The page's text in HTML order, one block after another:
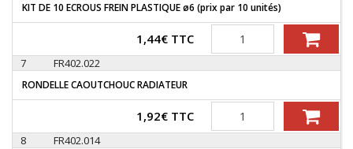
KIT DE 10 ECROUS FREIN PLASTIQUE ø6 (prix par 10 unités)
1,44€ TTC Quantité
7 FR402.022
RONDELLE CAOUTCHOUC RADIATEUR
1,92€ TTC Quantité
8 FR402.014